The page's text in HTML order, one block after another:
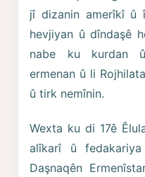
jî dizanin amerîkî û
hevjiyan û dîndaşê
nabe ku kurdan
ermenan û li
û tirk nemînin.
Wexta ku di 17ê
alîkarî û
Daşnaqên